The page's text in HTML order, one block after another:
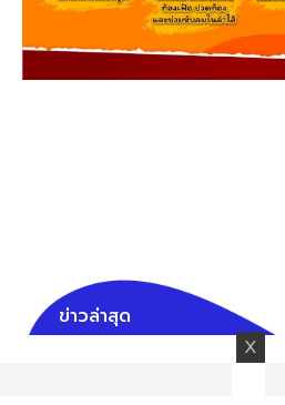
ข่าวล่าสุด